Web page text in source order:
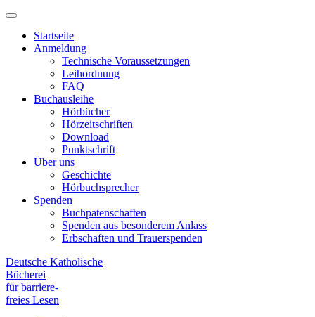
Hauptmenü
Primary
Startseite
Anmeldung
Technische Voraussetzungen
Leihordnung
FAQ
Buchausleihe
Hörbücher
Hörzeitschriften
Download
Punktschrift
Über uns
Geschichte
Hörbuchsprecher
Spenden
Buchpatenschaften
Spenden aus besonderem Anlass
Erbschaften und Trauerspenden
Deutsche Katholische
Bücherei
für barriere-
freies Lesen